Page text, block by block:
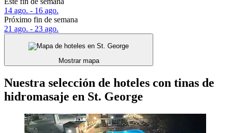
14 ago. - 16 ago.
Próximo fin de semana
21 ago. - 23 ago.
Mostrar mapa
Nuestra selección de hoteles con tinas de
hidromasaje en St. George